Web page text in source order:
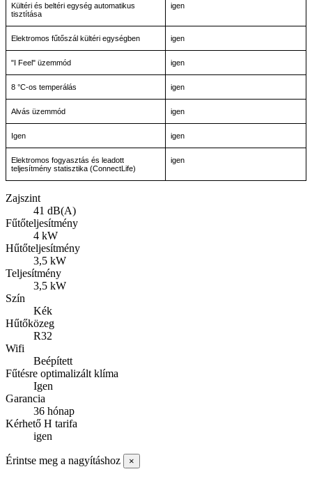
Kültéri és beltéri egység automatikus
tisztítása
igen
Elektromos fűtőszál kültéri egységben igen
"I Feel" üzemmód igen
8 °C-os temperálás igen
Alvás üzemmód igen
Igen igen
Elektromos fogyasztás és leadott
teljesítmény statisztika (ConnectLife)
igen
Zajszint
41 dB(A)
Fűtőteljesítmény
4 kW
Hűtőteljesítmény
3,5 kW
Teljesítmény
3,5 kW
Szín
Kék
Hűtőközeg
R32
Wifi
Beépített
Fűtésre optimalizált klíma
Igen
Garancia
36 hónap
Kérhető H tarifa
igen
Érintse meg a nagyításhoz ×